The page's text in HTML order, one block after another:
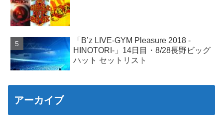
「B’z LIVE-GYM Pleasure 2018 -
HINOTORI-」14日目・8/28長野ビッグ
ハット セットリスト
アーカイブ